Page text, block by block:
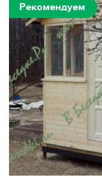
Рекомендуем